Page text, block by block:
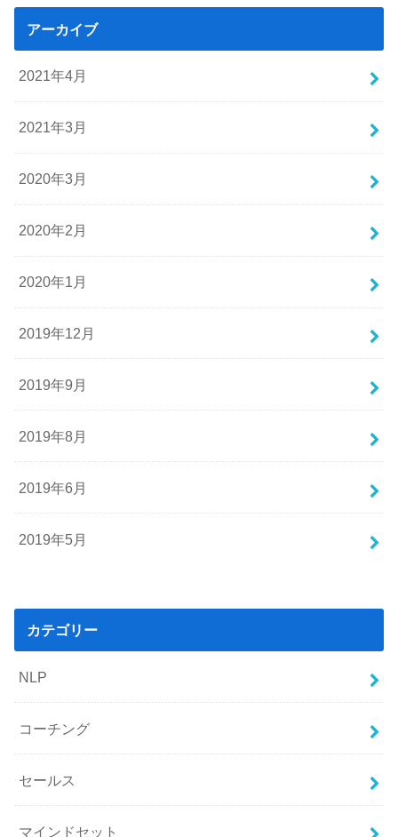
アーカイブ
2021年4月
2021年3月
2020年3月
2020年2月
2020年1月
2019年12月
2019年9月
2019年8月
2019年6月
2019年5月
カテゴリー
NLP
コーチング
セールス
マインドセット